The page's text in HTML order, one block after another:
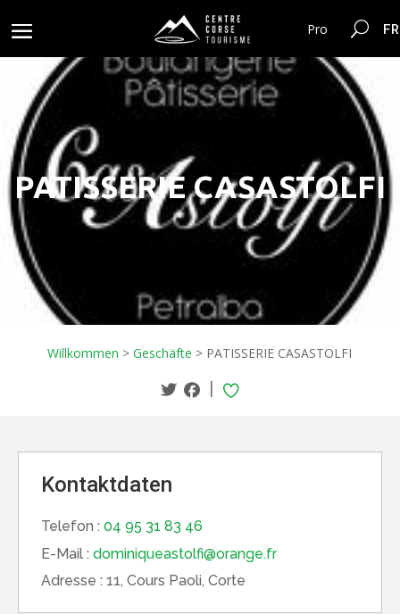
Pro
PATISSERIE CASASTOLFI
Willkommen >Geschäfte > PATISSERIE CASASTOLFI
|
Kontaktdaten
Telefon : 04 95 31 83 46
E-Mail : dominiqueastolfi@orange.fr
Adresse : 11, Cours Paoli, Corte